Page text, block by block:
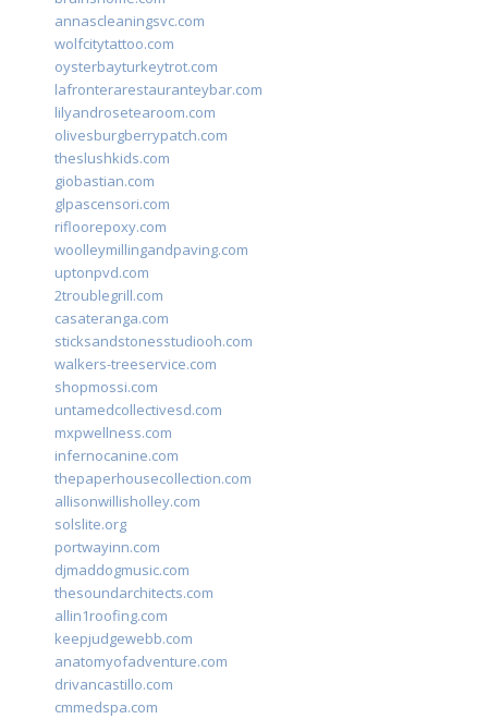
annascleaningsvc.com
wolfcitytattoo.com
oysterbayturkeytrot.com
lafronterarestauranteybar.com
lilyandrosetearoom.com
olivesburgberrypatch.com
theslushkids.com
giobastian.com
glpascensori.com
rifloorepoxy.com
woolleymillingandpaving.com
uptonpvd.com
2troublegrill.com
casateranga.com
sticksandstonesstudiooh.com
walkers-treeservice.com
shopmossi.com
untamedcollectivesd.com
mxpwellness.com
infernocanine.com
thepaperhousecollection.com
allisonwillisholley.com
solslite.org
portwayinn.com
djmaddogmusic.com
thesoundarchitects.com
allin1roofing.com
keepjudgewebb.com
anatomyofadventure.com
drivancastillo.com
cmmedspa.com